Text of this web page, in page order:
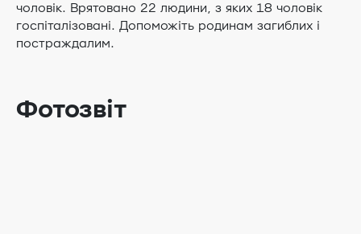
чоловік. Врятовано 22 людини, з яких 18 чоловік
госпіталізовані. Допоможіть родинам загиблих і
постраждалим.
Фотозвіт